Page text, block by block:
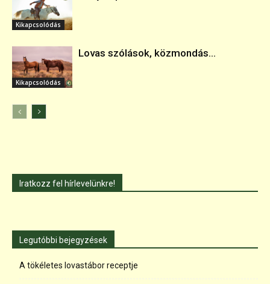
Kikapcsolódás
Kikapcsolódás
Lovas szólások, közmondás...
Iratkozz fel hírlevelünkre!
Legutóbbi bejegyzések
A tökéletes lovastábor receptje